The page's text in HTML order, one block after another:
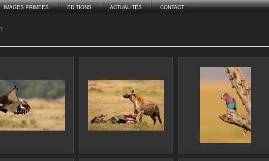
IMAGES PRIMEES EDITIONS ACTUALITÉS CONTACT